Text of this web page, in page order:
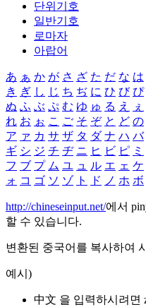
단위기호
일반기호
로마자
아랍어
あ ぁ か が さ ざ た だ な は
き ぎ し じ ち ぢ に ひ び ぴ
ぬ ふ ぶ ぷ む ゆ ゅ る え ぇ
れ お ぉ こ ご そ ぞ と ど の
ア ァ カ サ ザ タ ダ ナ ハ バ
ギ シ ジ チ ヂ ニ ヒ ビ ピ ミ
フ ブ プ ム ユ ュ ル エ ェ ケ
ォ コ ゴ ソ ゾ ト ド ノ ホ ボ
http://chineseinput.net/에서
할 수 있습니다.
변환된 중국어를 복사하여
예시)
中文 을 입력하시려면